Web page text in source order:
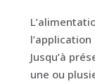
Jusqu’à
une ou